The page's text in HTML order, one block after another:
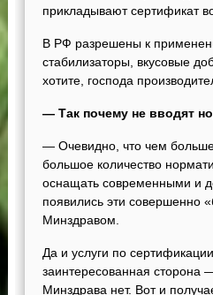
прикладывают сертификат
В РФ разрешены к
стабилизаторы, вкусовые
хотите, господа
— Так почему не вводят
— Очевидно, что чем
большое количество
оснащать современными и
появились эти
Минздравом.
Да и услуги по
заинтересованная сторона
Минздрава нет. Вот и